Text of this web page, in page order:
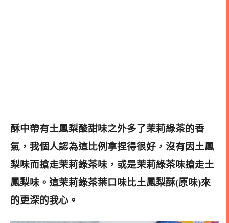
酥中帶有土鳳梨酸甜味之外多了茉莉綠茶的香
氣，我個人認為這比例拿捏得很好，沒有因土鳳
梨味而搶走茉莉綠茶味，或是茉莉綠茶味搶走土
鳳梨味。 這茉莉綠茶葉口味比土鳳梨酥(原味)來
的更深的我心。